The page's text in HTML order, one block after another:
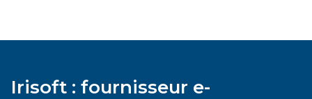
Irisoft : fournisseur e-